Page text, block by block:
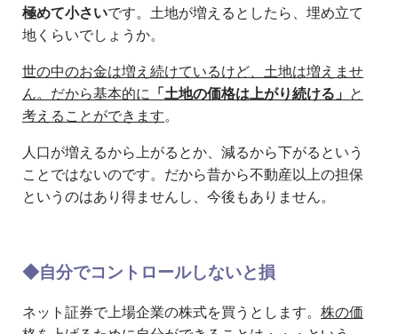
極めて小さいです。土地が増えるとしたら、埋め立て
地くらいでしょうか。
世の中のお金は増え続けているけど、土地は増えませ
ん。だから基本的に
「土地の価格は上がり続ける」 と
考えることができます。
人口が増えるから上がるとか、減るから下がるという
ことではないのです。だから昔から不動産以上の担保
というのはあり得ませんし、今後もありません。
◆自分でコントロールしないと損
ネット証券で上場企業の株式を買うとします。 株の価